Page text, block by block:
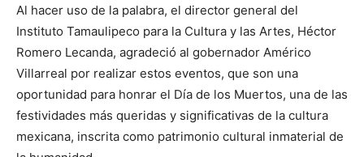
Al hacer uso de la palabra, el director general del
Instituto Tamaulipeco para la Cultura y las Artes, Héctor
Romero Lecanda, agradeció al gobernador Américo
Villarreal por realizar estos eventos, que son una
oportunidad para honrar el Día de los Muertos, una de las
festividades más queridas y significativas de la cultura
mexicana, inscrita como patrimonio cultural inmaterial de